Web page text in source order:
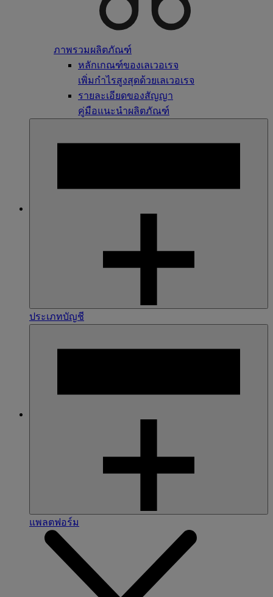
ภาพรวมผลิตภัณฑ์
หลักเกณฑ์ของเลเวอเรจ
เพิ่มกำไรสูงสุดด้วยเลเวอเรจ
รายละเอียดของสัญญา
คู่มือแนะนำผลิตภัณฑ์
ประเภทบัญชี
แพลตฟอร์ม